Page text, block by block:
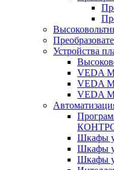
Устройства
VEDA
VEDA
VEDA
Шкафы
Шкафы
Шкафы